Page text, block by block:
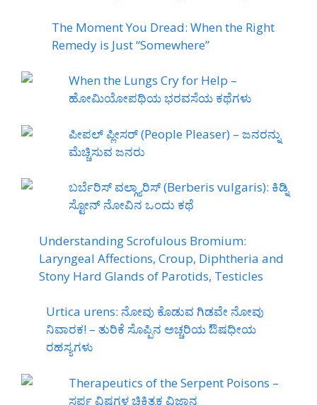
The Moment You Dread: When the Right
Remedy is Just “Somewhere”
When the Lungs Cry for Help –
ಹೋಮಿಯೋಪಥಿಯ ಭರವಸೆಯ ಕಥೆಗಳು
ಪೀಪಲ್ ಪ್ಲೀಸರ್ (People Pleaser) – ಜನರನ್ನು
ಮೆಚ್ಚಿಸುವ ಜನರು
ಬರ್ಬೆರಿಸ್ ವಲ್ಗ್ಯಾರಿಸ್ (Berberis vulgaris): ಕಿಡ್ನಿ
ಸ್ಟೋನ್ ನೋವಿನ ಒಂದು ಕಥೆ
Understanding Scrofulous Bromium:
Laryngeal Affections, Croup, Diphtheria and
Stony Hard Glands of Parotids, Testicles
Urtica urens: ನೋವು ಕೊಡುವ ಗಿಡವೇ ನೋವು
ನಿವಾರಕ! – ತುರಿಕೆ ಸೊಪ್ಪಿನ ಅಚ್ಚರಿಯ ಔಷಧೀಯ
ರಹಸ್ಯಗಳು
Therapeutics of the Serpent Poisons –
ಸರ್ಪ ವಿಷಗಳ ಚಿಕಿತ್ಸಕ ವಿಜ್ಞಾನ